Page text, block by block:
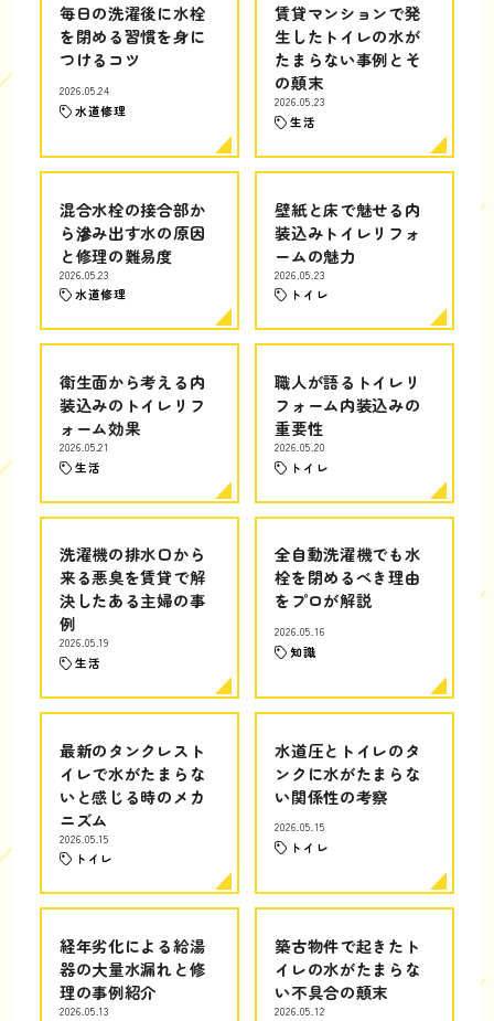
毎日の洗濯後に水栓
を閉める習慣を身に
つけるコツ
2026.05.24
水道修理
賃貸マンションで発
生したトイレの水が
たまらない事例とそ
の顛末
2026.05.23
生活
混合水栓の接合部か
ら滲み出す水の原因
と修理の難易度
2026.05.23
水道修理
壁紙と床で魅せる内
装込みトイレリフォ
ームの魅力
2026.05.23
トイレ
衛生面から考える内
装込みのトイレリフ
ォーム効果
2026.05.21
生活
職人が語るトイレリ
フォーム内装込みの
重要性
2026.05.20
トイレ
洗濯機の排水口から
来る悪臭を賃貸で解
決したある主婦の事
例
2026.05.19
生活
全自動洗濯機でも水
栓を閉めるべき理由
をプロが解説
2026.05.16
知識
最新のタンクレスト
イレで水がたまらな
いと感じる時のメカ
ニズム
2026.05.15
トイレ
水道圧とトイレのタ
ンクに水がたまらな
い関係性の考察
2026.05.15
トイレ
経年劣化による給湯
器の大量水漏れと修
理の事例紹介
2026.05.13
築古物件で起きたト
イレの水がたまらな
い不具合の顛末
2026.05.12